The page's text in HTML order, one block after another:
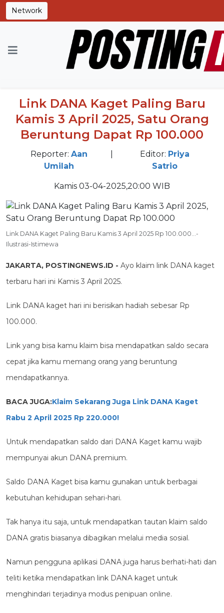
Network
Link DANA Kaget Paling Baru
Kamis 3 April 2025, Satu Orang
Beruntung Dapat Rp 100.000
Reporter: Aan
Umilah
Editor: Priya
Satrio
Kamis 03-04-2025,20:00 WIB
Link DANA Kaget Paling Baru Kamis 3 April 2025 Rp 100.000...-
Ilustrasi-Istimewa
JAKARTA, POSTINGNEWS.ID - Ayo klaim link DANA kaget
terbaru hari ini Kamis 3 April 2025.
Link DANA kaget hari ini berisikan hadiah sebesar Rp
100.000.
Link yang bisa kamu klaim bisa mendapatkan saldo secara
cepat jika kamu memang orang yang beruntung
mendapatkannya.
BACA JUGA:Klaim Sekarang Juga Link DANA Kaget
Rabu 2 April 2025 Rp 220.000!
Untuk mendapatkan saldo dari DANA Kaget kamu wajib
mempunyai akun DANA premium.
Saldo DANA Kaget bisa kamu gunakan untuk berbagai
kebutuhan kehidupan sehari-hari.
Tak hanya itu saja, untuk mendapatkan tautan klaim saldo
DANA gratis biasanya dibagikan melalui media sosial.
Namun pengguna aplikasi DANA juga harus berhati-hati dan
teliti ketika mendapatkan link DANA kaget untuk
menghindari terjadinya modus penipuan online.